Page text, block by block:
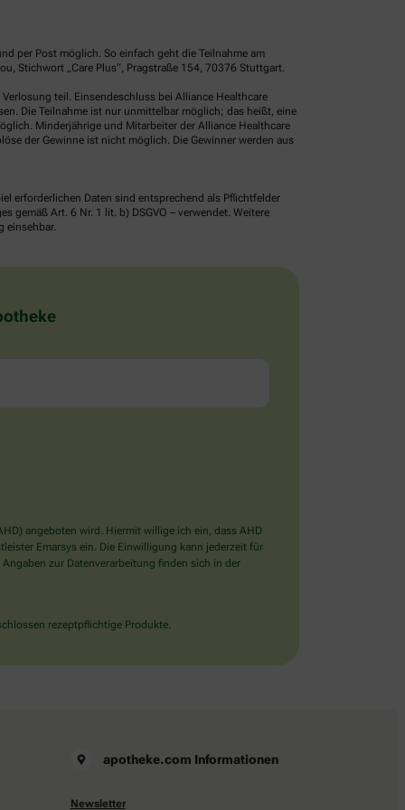
per Post möglich. So einfach geht die Teilnahme am
Stichwort „Care Plus“, Pragstraße 154, 70376 Stuttgart.
teil. Einsendeschluss bei Alliance Healthcare
Die Teilnahme ist nur unmittelbar möglich; das heißt, eine
Minderjährige und Mitarbeiter der Alliance Healthcare
der Gewinne ist nicht möglich. Die Gewinner werden aus
erforderlichen Daten sind entsprechend als Pflichtfelder
gemäß Art. 6 Nr. 1 lit. b) DSGVO – verwendet. Weitere
einsehbar.
angeboten wird. Hiermit willige ich ein, dass AHD
Emarsys ein. Die Einwilligung kann jederzeit für
zur Datenverarbeitung finden sich in der
rezeptpflichtige Produkte.
apotheke.com Informationen
Newsletter